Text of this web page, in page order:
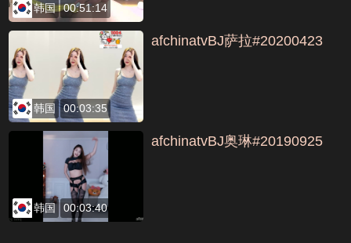
韩国 00:51:14
韩国 00:03:35
afchinatvBJ萨拉#20200423
韩国 00:03:40
afchinatvBJ奥琳#20190925